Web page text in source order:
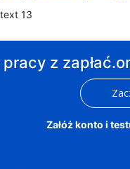
z
Załóż konto i